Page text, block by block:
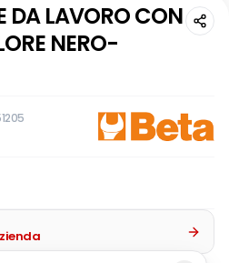
DA LAVORO CON
NERO-